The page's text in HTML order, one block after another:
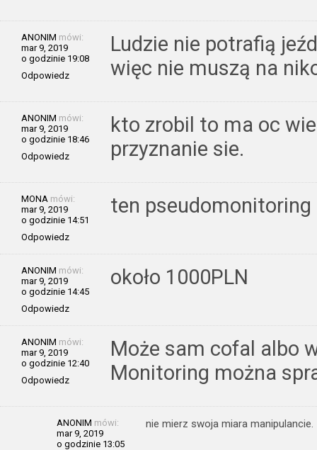
ANONIM mówi:
mar 9, 2019
o godzinie 19:08
Odpowiedz
Ludzie nie potrafią
więc nie muszą na
ANONIM mówi:
mar 9, 2019
o godzinie 18:46
Odpowiedz
kto zrobil to ma oc
przyznanie sie.
MONA mówi:
mar 9, 2019
o godzinie 14:51
Odpowiedz
ten
ANONIM mówi:
mar 9, 2019
o godzinie 14:45
Odpowiedz
około 1000PLN
ANONIM mówi:
mar 9, 2019
o godzinie 12:40
Odpowiedz
Może sam cofal albo
Monitoring można
ANONIM mówi:
mar 9, 2019
o godzinie 13:05
nie mierz swoja miara manipulancie.